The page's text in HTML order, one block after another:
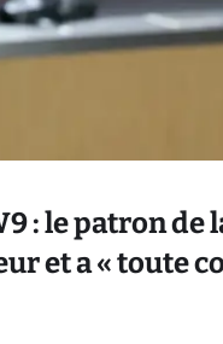
: le patron de
et a « toute